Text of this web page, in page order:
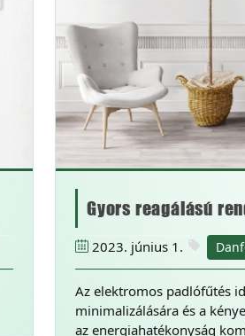
Gyors reagálású
2023. június 1.
Az elektromos padlófűtés
minimalizálására és a
az energiahatékonyság